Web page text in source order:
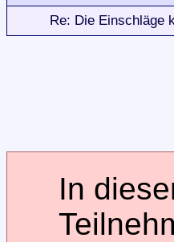
Re: Die Einschläge
In